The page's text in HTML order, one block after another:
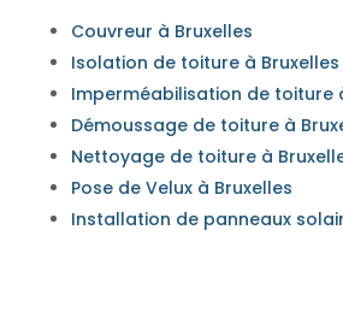
Couvreur à Bruxelles
Isolation de toiture à Bruxelles
Imperméabilisation de toiture
Démoussage de toiture à
Nettoyage de toiture à
Pose de Velux à Bruxelles
Installation de panneaux